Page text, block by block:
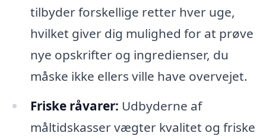
tilbyder forskellige retter hver uge,
hvilket giver dig mulighed for at prøve
nye opskrifter og ingredienser, du
måske ikke ellers ville have overvejet.
Friske råvarer: Udbyderne af
måltidskasser vægter kvalitet og friske